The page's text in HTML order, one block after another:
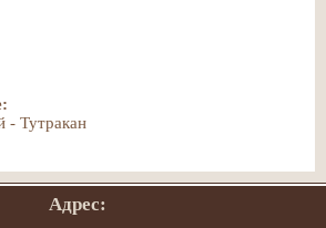
- Тутракан
Адрес: